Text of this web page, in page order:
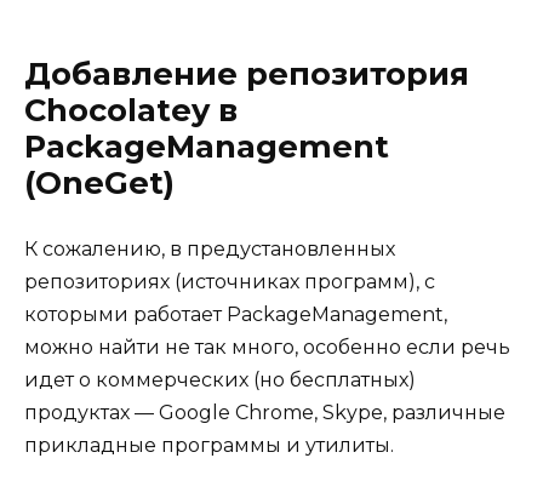
Добавление репозитория
Chocolatey в
PackageManagement
(OneGet)
К сожалению, в предустановленных
репозиториях (источниках программ), с
которыми работает PackageManagement,
можно найти не так много, особенно если речь
идет о коммерческих (но бесплатных)
продуктах — Google Chrome, Skype, различные
прикладные программы и утилиты.